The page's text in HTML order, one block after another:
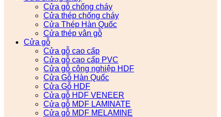
Cửa gỗ chống cháy
Cửa thép chống cháy
Cửa Thép Hàn Quốc
Cửa thép vân gỗ
Cửa gỗ
Cửa gỗ cao cấp
Cửa gỗ cao cấp PVC
Cửa gỗ công nghiệp HDF
Cửa Gỗ Hàn Quốc
Cửa Gỗ HDF
Cửa gỗ HDF VENEER
Cửa gỗ MDF LAMINATE
Cửa gỗ MDF MELAMINE